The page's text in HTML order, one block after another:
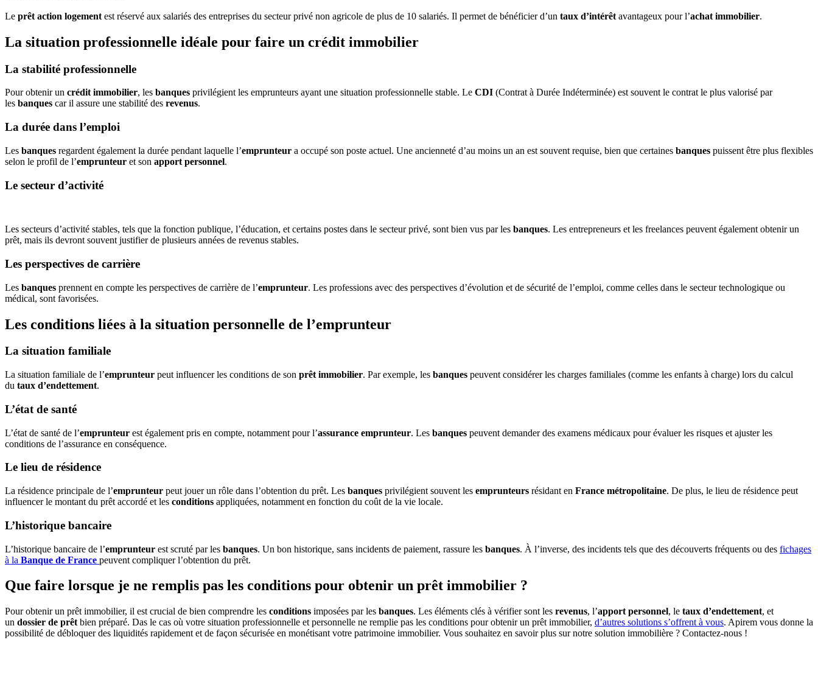
Le prêt action logement est réservé aux salariés des entreprises du secteur privé non agricole de plus de 10 salariés. Il permet de bénéficier d’un taux d’intérêt avantageux pour l’achat immobilier.
La situation professionnelle idéale pour faire un crédit immobilier
La stabilité professionnelle
Pour obtenir un crédit immobilier, les banques privilégient les emprunteurs ayant une situation professionnelle stable. Le CDI (Contrat à Durée Indéterminée) est souvent le contrat le plus valorisé par
les banques car il assure une stabilité des revenus.
La durée dans l’emploi
Les banques regardent également la durée pendant laquelle l’emprunteur a occupé son poste actuel. Une ancienneté d’au moins un an est souvent requise, bien que certaines banques puissent être plus flexibles
selon le profil de l’emprunteur et son apport personnel.
Le secteur d’activité
Les secteurs d’activité stables, tels que la fonction publique, l’éducation, et certains postes dans le secteur privé, sont bien vus par les banques. Les entrepreneurs et les freelances peuvent également obtenir un
prêt, mais ils devront souvent justifier de plusieurs années de revenus stables.
Les perspectives de carrière
Les banques prennent en compte les perspectives de carrière de l’emprunteur. Les professions avec des perspectives d’évolution et de sécurité de l’emploi, comme celles dans le secteur technologique ou
médical, sont favorisées.
Les conditions liées à la situation personnelle de l’emprunteur
La situation familiale
La situation familiale de l’emprunteur peut influencer les conditions de son prêt immobilier. Par exemple, les banques peuvent considérer les charges familiales (comme les enfants à charge) lors du calcul
du taux d’endettement.
L’état de santé
L’état de santé de l’emprunteur est également pris en compte, notamment pour l’assurance emprunteur. Les banques peuvent demander des examens médicaux pour évaluer les risques et ajuster les
conditions de l’assurance en conséquence.
Le lieu de résidence
La résidence principale de l’emprunteur peut jouer un rôle dans l’obtention du prêt. Les banques privilégient souvent les emprunteurs résidant en France métropolitaine. De plus, le lieu de résidence peut
influencer le montant du prêt accordé et les conditions appliquées, notamment en fonction du coût de la vie locale.
L’historique bancaire
L’historique bancaire de l’emprunteur est scruté par les banques. Un bon historique, sans incidents de paiement, rassure les banques. À l’inverse, des incidents tels que des découverts fréquents ou des fichages
à la Banque de France peuvent compliquer l’obtention du prêt.
Que faire lorsque je ne remplis pas les conditions pour obtenir un prêt immobilier ?
Pour obtenir un prêt immobilier, il est crucial de bien comprendre les conditions imposées par les banques. Les éléments clés à vérifier sont les revenus, l’apport personnel, le taux d’endettement, et
un dossier de prêt bien préparé. Das le cas où votre situation professionnelle et personnelle ne remplie pas les conditions pour obtenir un prêt immobilier, d’autres solutions s’offrent à vous. Apirem vous donne la
possibilité de débloquer des liquidités rapidement et de façon sécurisée en monétisant votre patrimoine immobilier. Vous souhaitez en savoir plus sur notre solution immobilière ? Contactez-nous !